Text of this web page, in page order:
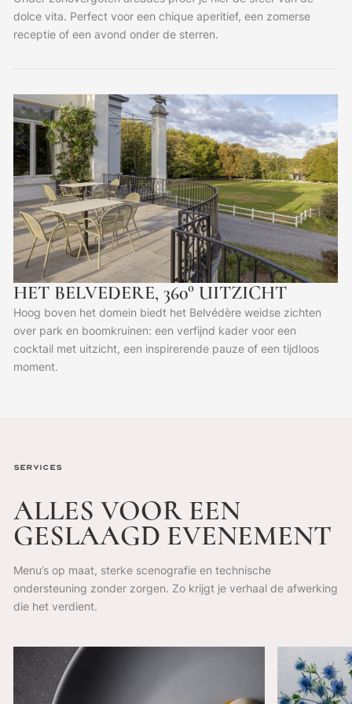
dolce vita. Perfect voor een chique aperitief, een zomerse
receptie of een avond onder de sterren.
HET BELVEDERE, 360° UITZICHT
Hoog boven het domein biedt het Belvédère weidse zichten
over park en boomkruinen: een verfijnd kader voor een
cocktail met uitzicht, een inspirerende pauze of een tijdloos
moment.
Services
ALLES VOOR EEN
GESLAAGD EVENEMENT
Menu’s op maat, sterke scenografie en technische
ondersteuning zonder zorgen. Zo krijgt je verhaal de afwerking
die het verdient.